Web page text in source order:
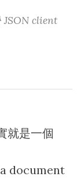
client
就是一個
document